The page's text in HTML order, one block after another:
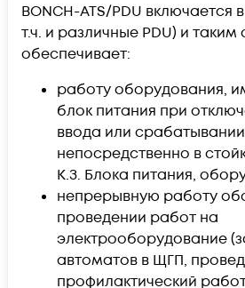
BONCH-ATS/PDU включается
т.ч. и различные PDU) и
обеспечивает:
работу оборудования,
блок питания при
ввода или
непосредственно в
К.З. Блока питания,
непрерывную работу
проведении работ на
электрооборудование
автоматов в ЩГП,
профилактический